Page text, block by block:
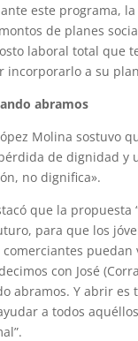
este programa,
de planes
laboral total que
incorporarlo a su
abramos
Molina sostuvo
de dignidad y
no dignifica».
que la propuesta
para que los
puedan
con José
abramos. Y abrir es
a todos